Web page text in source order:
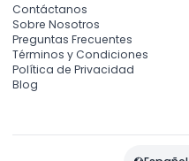
Contáctanos
Sobre Nosotros
Preguntas Frecuentes
Términos y Condiciones
Política de Privacidad
Blog